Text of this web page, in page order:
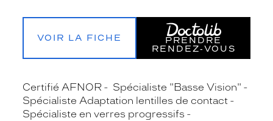
VOIR LA FICHE
PRENDRE
RENDEZ‑VOUS
Certifié AFNOR
Spécialiste "Basse Vision"
Spécialiste Adaptation lentilles de contact
Spécialiste en verres progressifs